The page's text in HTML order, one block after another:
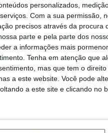
personalizados,
Com a sua permissão,
precisos através da
parte e pela parte dos
a informações mais
Tenha em atenção que
mas que tem o
a este website. Você pode
a este site e clicando no
bariátricasão
na prevenção dos
dados de registos de
com obesidade
que foram tratados
mensais de
ou com cirurgia
mais de metade da